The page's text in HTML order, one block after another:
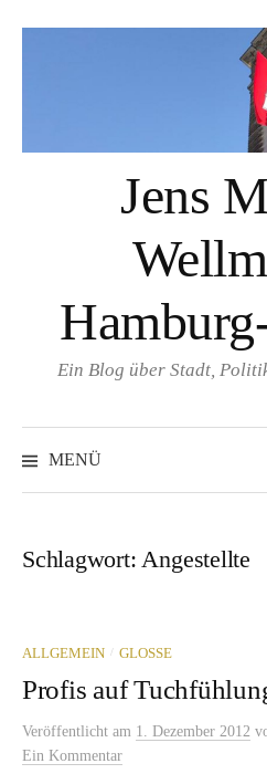
Jens
Ein Blog über Stadt,
MENÜ
Schlagwort:Angestellte
ALLGEMEIN / GLOSSE
Profis auf
Veröffentlicht am 1. Dezember 2012
Ein Kommentar